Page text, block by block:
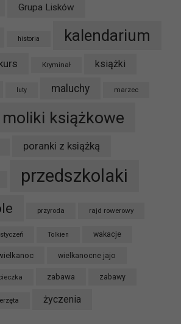
Grupa Lisków
historia kalendarium
Kryminał książki
luty maluchy marzec
moliki książkowe
poranki z książką
przedszkolaki
przyroda rajd rowerowy
styczeń Tolkien wakacje
wielkanocne jajo
zabawa zabawy
życzenia